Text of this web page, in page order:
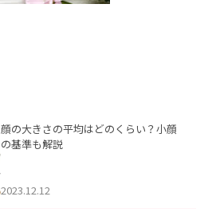
顔の大きさの平均はどのくらい？小顔
の基準も解説
2023.12.12